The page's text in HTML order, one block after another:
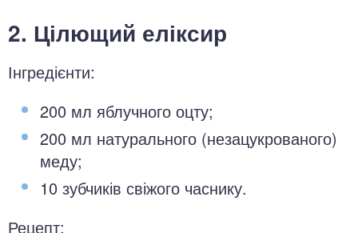
2. Цілющий еліксир
Інгредієнти:
200 мл яблучного оцту;
200 мл натурального (незацукрованого)
меду;
10 зубчиків свіжого часнику.
Рецепт: